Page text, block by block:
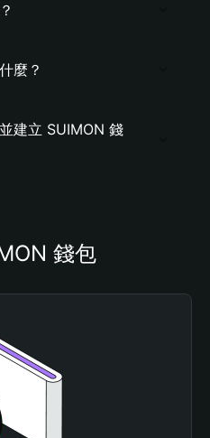
麼？
建立 SUIMON 錢
錢包